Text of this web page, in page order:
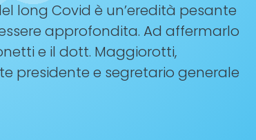
long Covid è un’eredità pesante
approfondita. Ad affermarlo
e il dott. Maggiorotti,
presidente e segretario generale